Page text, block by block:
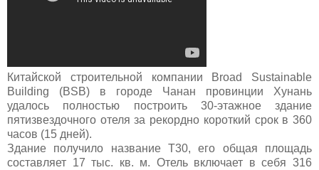
Китайской строительной компании Broad Sustainable
Building (BSB) в городе Чанан провинции Хунань
удалось полностью построить 30-этажное здание
пятизвездочного отеля за рекордно короткий срок в 360
часов (15 дней).
Здание получило название T30, его общая площадь
составляет 17 тыс. кв. м. Отель включает в себя 316